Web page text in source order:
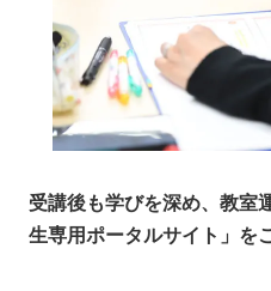
受講後も学びを深め、教室
生専用ポータルサイト」を